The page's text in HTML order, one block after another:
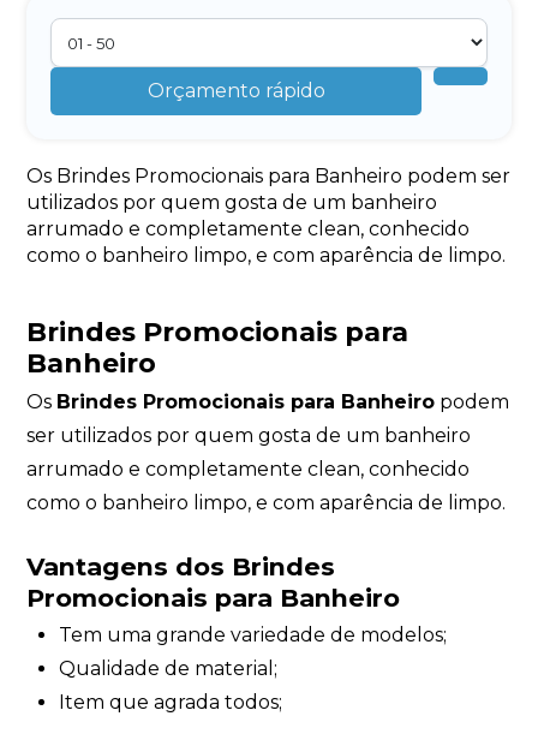
Orçamento rápido
Os Brindes Promocionais para Banheiro podem ser
utilizados por quem gosta de um banheiro
arrumado e completamente clean, conhecido
como o banheiro limpo, e com aparência de limpo.
Brindes Promocionais para
Banheiro
Os Brindes Promocionais para Banheiro podem
ser utilizados por quem gosta de um banheiro
arrumado e completamente clean, conhecido
como o banheiro limpo, e com aparência de limpo.
Vantagens dos Brindes
Promocionais para Banheiro
Tem uma grande variedade de modelos;
Qualidade de material;
Item que agrada todos;